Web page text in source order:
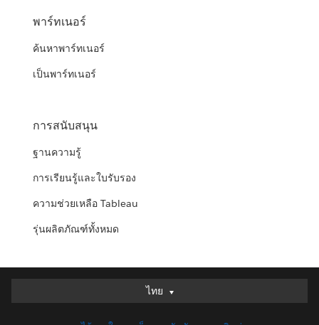
พาร์ทเนอร์
ค้นหาพาร์ทเนอร์
เป็นพาร์ทเนอร์
การสนับสนุน
ฐานความรู้
การเรียนรู้และใบรับรอง
ความช่วยเหลือ Tableau
รุ่นผลิตภัณฑ์ทั้งหมด
ไทย
ไทย